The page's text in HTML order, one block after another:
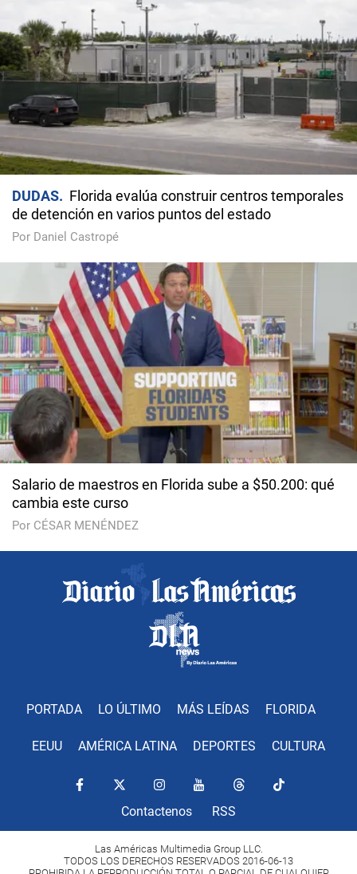
DUDAS
Florida evalúa construir centros temporales
de detención en varios puntos del estado
Por Daniel Castropé
Salario de maestros en Florida sube a $50.200: qué
cambia este curso
Por CÉSAR MENÉNDEZ
PORTADA LO ÚLTIMO MÁS LEÍDAS FLORIDA
EEUU AMÉRICA LATINA DEPORTES CULTURA
Contactenos RSS
Las Américas Multimedia Group LLC.
TODOS LOS DERECHOS RESERVADOS 2016-06-13